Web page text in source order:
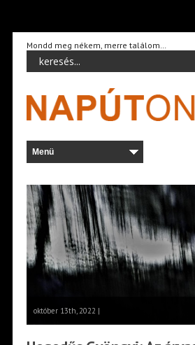
Mondd meg nékem, merre találom…
október 13th, 2022 |